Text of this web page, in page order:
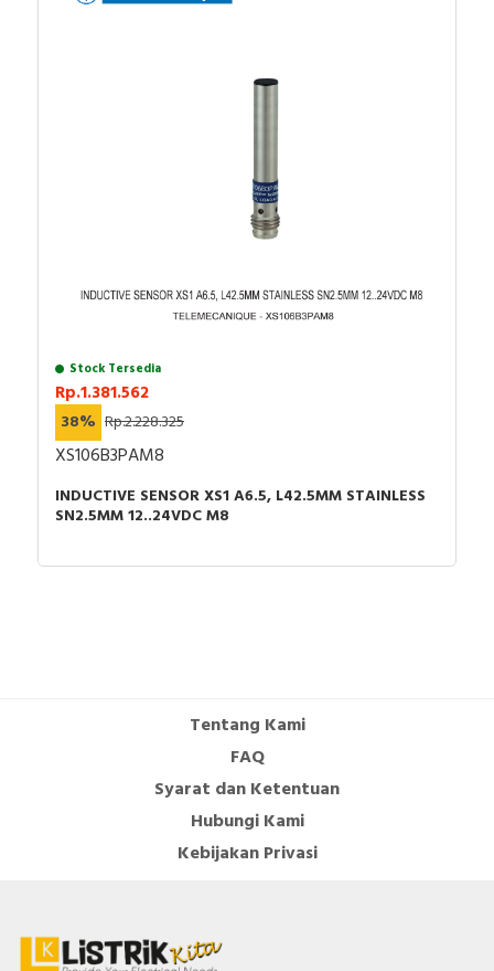
sesuai dengan DIN 40050
Stock Tersedia
Rp.1.381.562
38% Rp.2.228.325
XS106B3PAM8
INDUCTIVE SENSOR XS1 A6.5, L42.5MM STAINLESS
SN2.5MM 12..24VDC M8
Tentang Kami
FAQ
Syarat dan Ketentuan
Hubungi Kami
Kebijakan Privasi